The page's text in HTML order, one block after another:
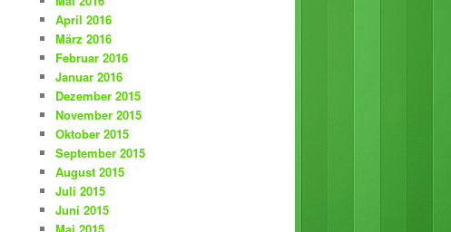
April 2016
März 2016
Februar 2016
Januar 2016
Dezember 2015
November 2015
Oktober 2015
September 2015
August 2015
Juli 2015
Juni 2015